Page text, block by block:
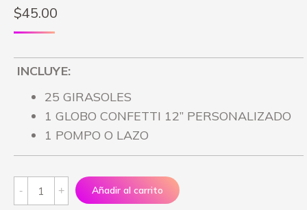
$45.00
INCLUYE:
25 GIRASOLES
1 GLOBO CONFETTI 12” PERSONALIZADO
1 POMPO O LAZO
Arreglo
Y
Añadir al carrito